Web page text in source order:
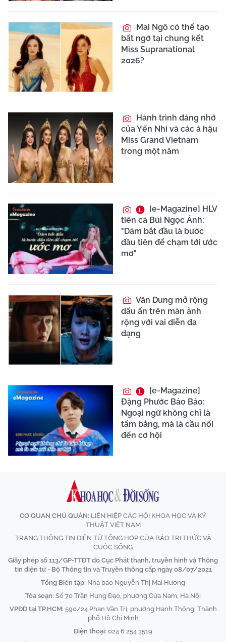
Mai Ngô có thể tạo
bất ngờ tại chung kết
Miss Supranational
2026?
Hành trình đáng nhớ
của Yến Nhi và các á hậu
Miss Grand Vietnam
trong một năm
[e-Magazine] HLV
tiên cá Bùi Ngọc Ánh:
"Dám bắt đầu là bước
đầu tiên để chạm tới ước
mơ"
Vân Dung mở rộng
dấu ấn trên màn ảnh
rộng với vai diễn đa
dạng
[e-Magazine]
Đặng Phước Bảo Bảo:
Ngoại ngữ không chỉ là
tấm bằng, mà là cầu nối
đến cơ hội
CƠ QUAN CHỦ QUẢN: LIÊN HIỆP CÁC HỘI KHOA HỌC VÀ KỸ
THUẬT VIỆT NAM
TRANG THÔNG TIN ĐIỆN TỬ TỔNG HỢP CỦA BÁO TRI THỨC VÀ
CUỘC SỐNG
Giấy phép số 113/GP-TTĐT do Cục Phát thanh, truyền hình và Thông
tin điện tử - Bộ Thông tin và Truyền thông cấp ngày 08/07/2021
Tổng Biên tập: Nhà báo Nguyễn Thị Mai Hương
Tòa soạn: Số 70 Trần Hưng Đạo, phường Cửa Nam, Hà Nội
VPĐD tại TP.HCM: 590/24 Phan Văn Trị, phường Hạnh Thông, Thành
phố Hồ Chí Minh
Điện thoại: 024 6 254 3519